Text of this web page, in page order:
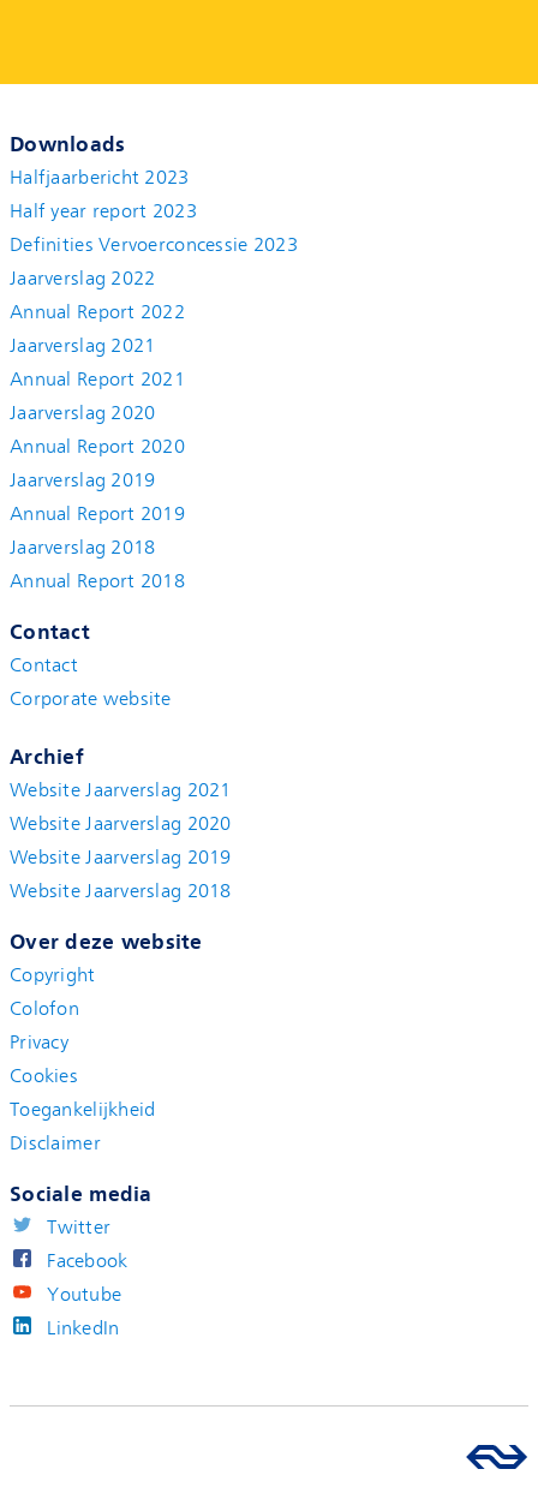
Downloads
Halfjaarbericht 2023
Half year report 2023
Definities Vervoerconcessie 2023
Jaarverslag 2022
Annual Report 2022
Jaarverslag 2021
Annual Report 2021
Jaarverslag 2020
Annual Report 2020
Jaarverslag 2019
Annual Report 2019
Jaarverslag 2018
Annual Report 2018
Contact
Contact
Corporate website
Archief
Website Jaarverslag 2021
Website Jaarverslag 2020
Website Jaarverslag 2019
Website Jaarverslag 2018
Over deze website
Copyright
Colofon
Privacy
Cookies
Toegankelijkheid
Disclaimer
Sociale media
Twitter
Facebook
Youtube
LinkedIn